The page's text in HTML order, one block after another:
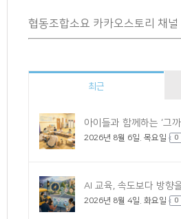
협동조합소요 카카오스토리 채널
최근
아이들과 함께하는 ‘그
2026년 8월 6일. 목요일 0
AI 교육, 속도보다 방향
2026년 8월 4일. 화요일 0